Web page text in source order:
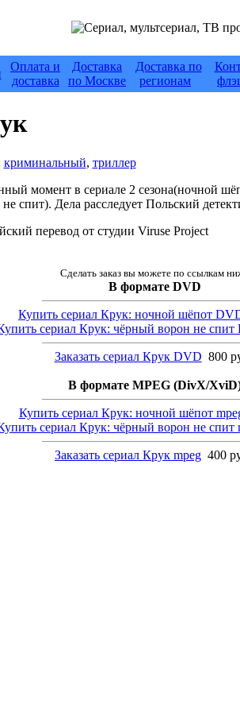
Оплата и
доставка
Доставка
по Москве
Доставка по
регионам
криминальный, триллер
момент в сериале 2 сезона(ночной
спит). Дела расследует Польский
перевод от студии Viruse Project
Сделать заказ вы можете по ссылкам
В формате DVD
Купить сериал Крук: ночной шёпот
сериал Крук: чёрный ворон не спит
Заказать сериал Крук DVD 800
В формате MPEG (DivX/
Купить сериал Крук: ночной шёпот
сериал Крук: чёрный ворон не спит
Заказать сериал Крук mpeg 400